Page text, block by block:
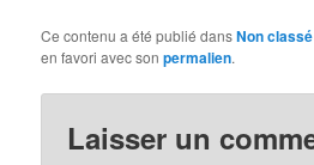
Ce contenu a été publié dansNon classé
en favori avec sonpermalien.
Laisser un